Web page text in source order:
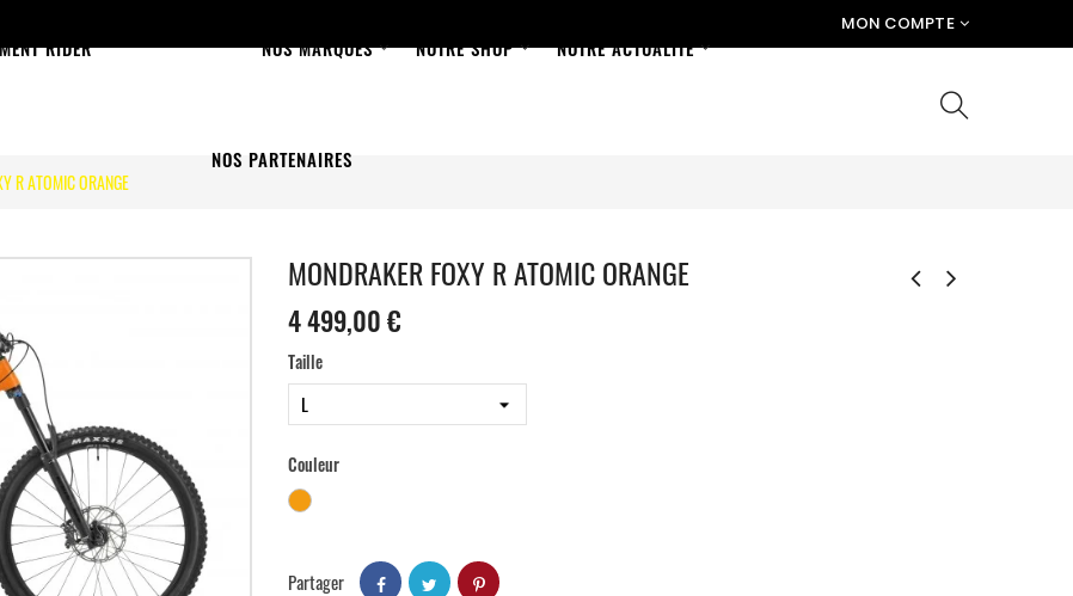
MON COMPTE
RIDER NOS MARQUES NOTRE SHOP NOTRE ACTUALITÉ
NOS PARTENAIRES
R ATOMIC ORANGE
MONDRAKER FOXY R ATOMIC ORANGE
4 499,00 €
Taille
Couleur
Orange
Partager